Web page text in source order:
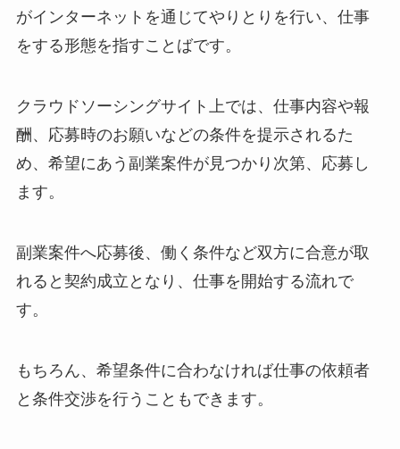
がインターネットを通じてやりとりを行い、仕事
をする形態を指すことばです。
クラウドソーシングサイト上では、仕事内容や報
酬、応募時のお願いなどの条件を提示されるた
め、希望にあう副業案件が見つかり次第、応募し
ます。
副業案件へ応募後、働く条件など双方に合意が取
れると契約成立となり、仕事を開始する流れで
す。
もちろん、希望条件に合わなければ仕事の依頼者
と条件交渉を行うこともできます。